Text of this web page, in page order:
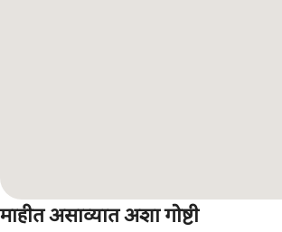
माहीत असाव्यात अशा गोष्टी